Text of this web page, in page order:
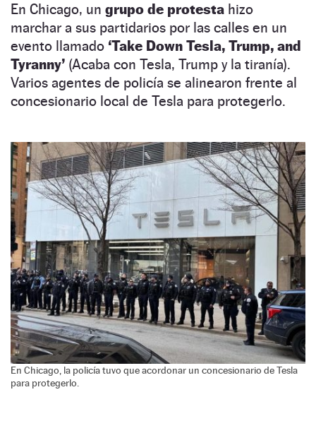
En Chicago, un grupo de protesta hizo
marchar a sus partidarios por las calles en un
evento llamado ‘Take Down Tesla, Trump, and
Tyranny’ (Acaba con Tesla, Trump y la tiranía).
Varios agentes de policía se alinearon frente al
concesionario local de Tesla para protegerlo.
En Chicago, la policía tuvo que acordonar un concesionario de Tesla
para protegerlo.